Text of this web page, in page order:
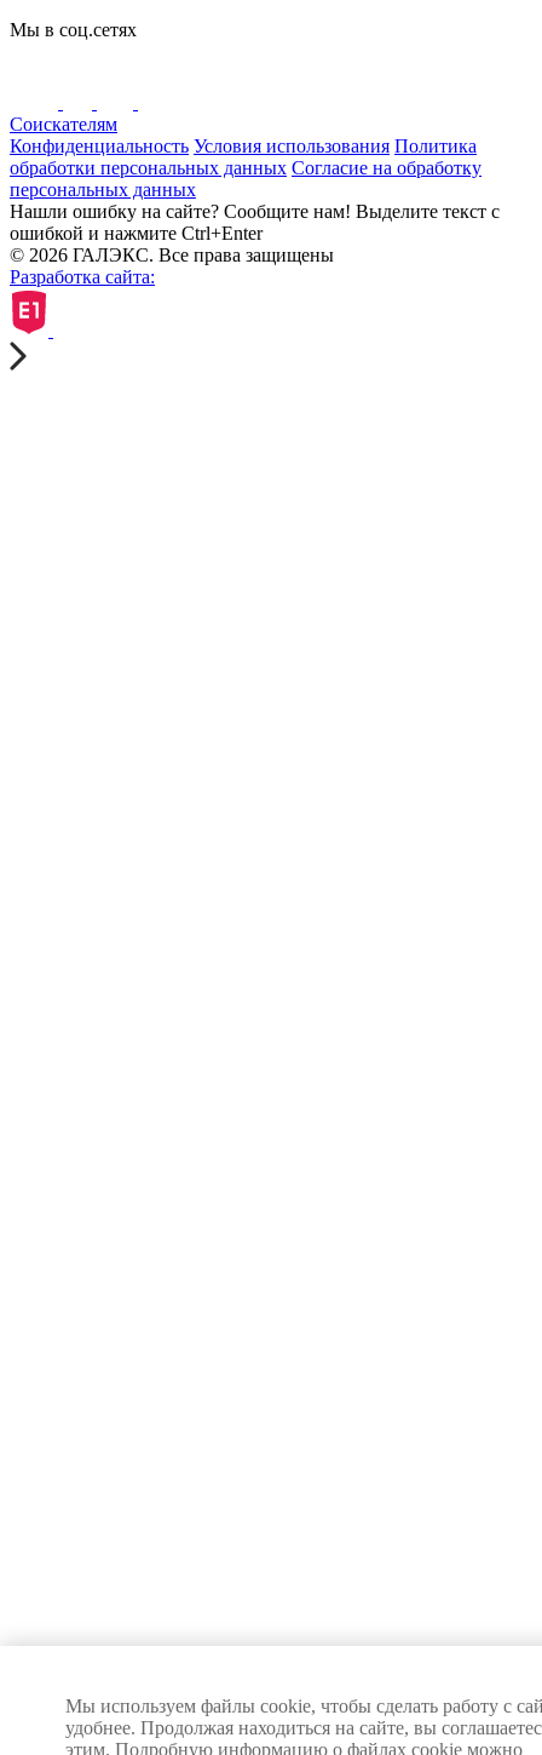
Мы используем файлы cookie, чтобы сделать работу с
удобнее. Продолжая находиться на сайте, вы
этим. Подробную информацию о файлах cookie можно
Мы в соц.сетях
Соискателям
Конфиденциальность Условия использования Политика
обработки персональных данных Согласие на обработку
персональных данных
Нашли ошибку на сайте? Сообщите нам! Выделите текст с
ошибкой и нажмите Ctrl+Enter
© 2026 ГАЛЭКС. Все права защищены
Разработка сайта: